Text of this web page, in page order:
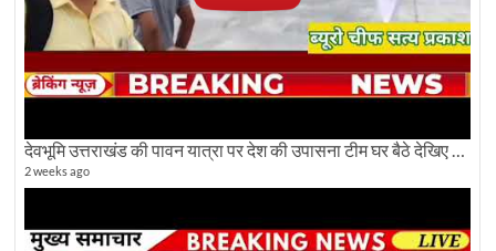
देवभूमि उत्तराखंड की पावन यात्रा पर देश की उपासना टीम घर बैठे देखिए अलौकिक दृश्य
2 weeks ago